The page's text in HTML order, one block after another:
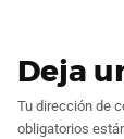
Deja
Tu dirección de
obligatorios